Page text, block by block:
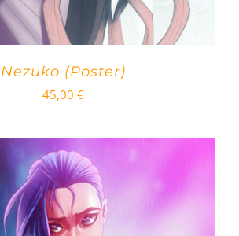
Nezuko (Poster)
45,00 €